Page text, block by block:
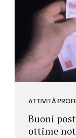
ATTIVITÀ
Buoni
ottime